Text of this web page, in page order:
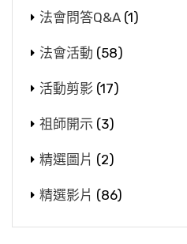
出來，都是母親。你看孔
的，孟子也是他母親教出
以才會出聖賢。你說女子
界，她多重要！怎麼會說
視、你不懂，夫妻兩個人
賢。所以為什麼會有這樣
地，要把它收歸國有，這
就是盡力要衛護佛教寺院
就是要衛護佛教的權益，
以過去廣州大佛寺，旁邊
的，現在也都被佔用，現
的，高雄元亨寺下面那一
的，但是也很多人他佔用
所以這是唐朝道林法師
樣，就難度更高，現在是
高。難度高，我們學習了
因為大家相處久了，你說
能，除非你證阿羅漢果。
《無量壽經》講，「情執
能得」。情執深重，你要
棟安樑」就是我們傳統講
時候，他要選一個日子，
當時也就有「豎棟安樑」
宴席了。『且復赤丁坦之
客，殺很多眾生，動物殺
著。這是比喻大肆屠殺這
法會問答Q&A (1)
法會活動 (58)
活動剪影 (17)
祖師開示 (3)
精選圖片 (2)
精選影片 (86)